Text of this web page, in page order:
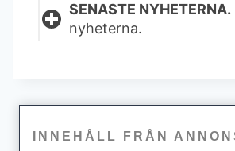
SENASTE NYHETERNA.
nyheterna.
INNEHÅLL FRÅN